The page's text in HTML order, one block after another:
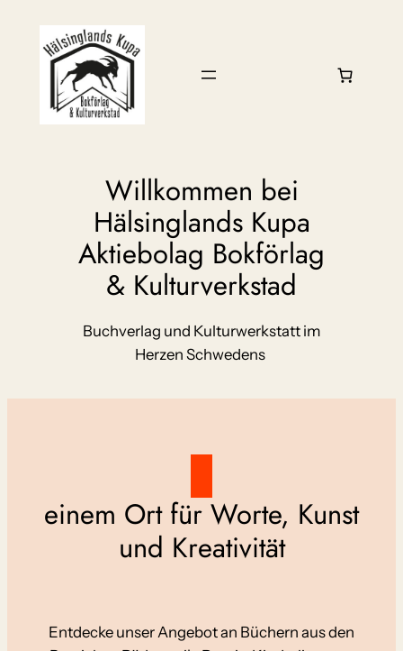
springen
Willkommen bei
Hälsinglands Kupa
Aktiebolag Bokförlag
& Kulturverkstad
Buchverlag und Kulturwerkstatt im
Herzen Schwedens
einem Ort für Worte, Kunst
und Kreativität
Entdecke unser Angebot an Büchern aus den